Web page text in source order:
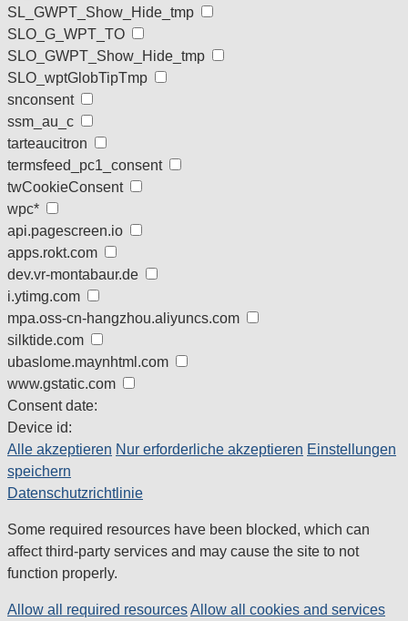
SL_GWPT_Show_Hide_tmp
SLO_G_WPT_TO
SLO_GWPT_Show_Hide_tmp
SLO_wptGlobTipTmp
snconsent
ssm_au_c
tarteaucitron
termsfeed_pc1_consent
twCookieConsent
wpc*
api.pagescreen.io
apps.rokt.com
dev.vr-montabaur.de
i.ytimg.com
mpa.oss-cn-hangzhou.aliyuncs.com
silktide.com
ubaslome.maynhtml.com
www.gstatic.com
Consent date:
Device id:
Alle akzeptieren Nur erforderliche akzeptieren Einstellungen
speichern
Datenschutzrichtlinie
Some required resources have been blocked, which can
affect third-party services and may cause the site to not
function properly.
Allow all required resourcesAllow all cookies and services